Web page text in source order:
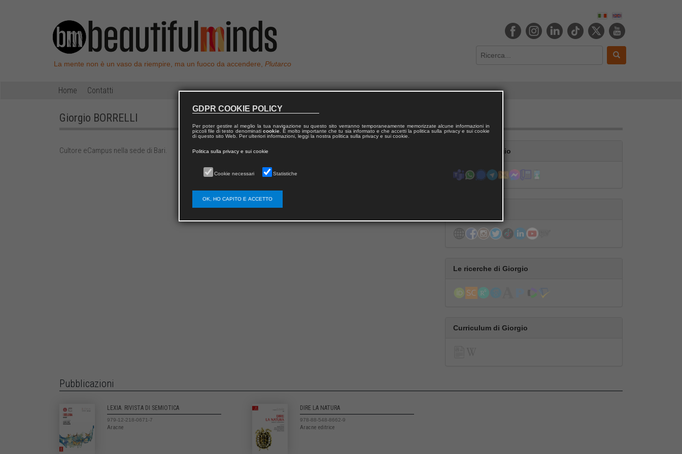
La mente non è un vaso da riempire, ma un fuoco da accendere, Plutarco
Home Contatti
Giorgio BORRELLI
Cultore eCampus nella sede di Bari. Contatta Giorgio
Le ricerche di Giorgio
Curriculum di Giorgio
Pubblicazioni
LEXIA. RIVISTA DI SEMIOTICA
979-12-218-0671-7
Aracne
DIRE LA NATURA
978-88-548-8662-9
Aracne editrice
GDPR COOKIE POLICY
Per poter gestire al meglio la tua navigazione su questo sito verranno temporaneamente memorizzate alcune informazioni in
piccoli file di testo denominati cookie. È molto importante che tu sia informato e che accetti la politica sulla privacy e sui cookie
di questo sito Web. Per ulteriori informazioni, leggi la nostra politica sulla privacy e sui cookie.
Politica sulla privacy e sui cookie
Cookie necessari Statistiche
OK, HO CAPITO E ACCETTO